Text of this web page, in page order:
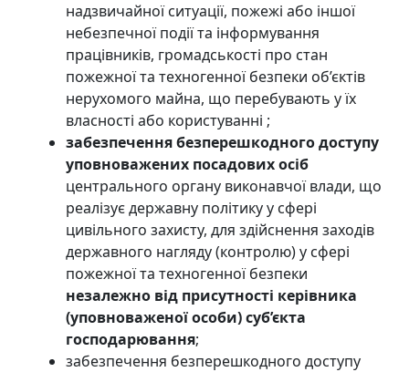
надзвичайної ситуації, пожежі або іншої
небезпечної події та інформування
працівників, громадськості про стан
пожежної та техногенної безпеки об’єктів
нерухомого майна, що перебувають у їх
власності або користуванні ;
забезпечення безперешкодного доступу
уповноважених посадових осіб
центрального органу виконавчої влади, що
реалізує державну політику у сфері
цивільного захисту, для здійснення заходів
державного нагляду (контролю) у сфері
пожежної та техногенної безпеки
незалежно від присутності керівника
(уповноваженої особи) суб’єкта
господарювання;
забезпечення безперешкодного доступу